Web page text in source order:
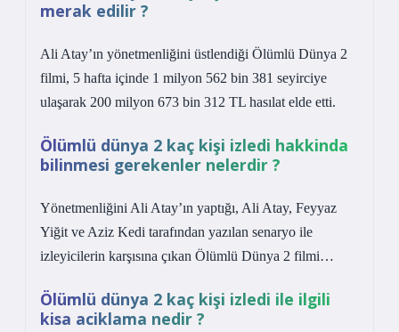
merak edilir ?
Ali Atay’ın yönetmenliğini üstlendiği Ölümlü Dünya 2
filmi, 5 hafta içinde 1 milyon 562 bin 381 seyirciye
ulaşarak 200 milyon 673 bin 312 TL hasılat elde etti.
Ölümlü dünya 2 kaç kişi izledi hakkinda
bilinmesi gerekenler nelerdir ?
Yönetmenliğini Ali Atay’ın yaptığı, Ali Atay, Feyyaz
Yiğit ve Aziz Kedi tarafından yazılan senaryo ile
izleyicilerin karşısına çıkan Ölümlü Dünya 2 filmi…
Ölümlü dünya 2 kaç kişi izledi ile ilgili
kisa aciklama nedir ?